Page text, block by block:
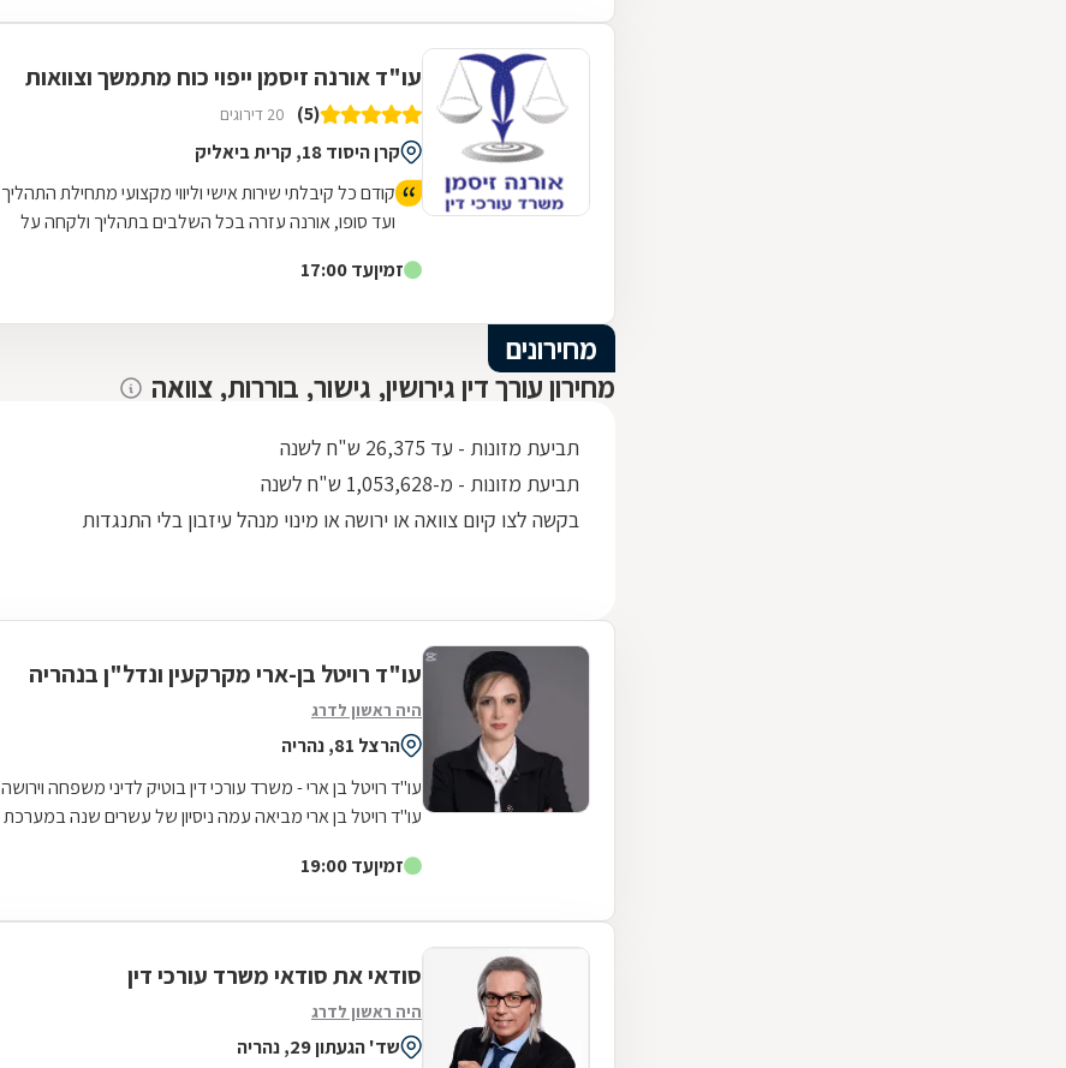
עו"ד אורנה זיסמן ייפוי כוח מתמשך וצוואות
(5) 20 דירוגים
קרן היסוד 18, קרית ביאליק
קודם כל קיבלתי שירות אישי וליווי מקצועי מתחילת התהליך
ועד סופו, אורנה עזרה בכל השלבים בתהליך ולקחה על
מהירה ויסודית.! ממליץ מאוד!
זמיןעד 17:00
מחירונים
מחירון עורך דין גירושין, גישור, בוררות, צוואה
תביעת מזונות - עד 26,375 ש"ח לשנה
תביעת מזונות - מ-1,053,628 ש"ח לשנה
בקשה לצו קיום צוואה או ירושה או מינוי מנהל עיזבון בלי התנגדות
עו"ד רויטל בן-ארי מקרקעין ונדל"ן בנהריה
היה ראשון לדרג
הרצל 81, נהריה
עו"ד רויטל בן ארי - משרד עורכי דין בוטיק לדיני משפחה וירושה
עו"ד רויטל בן ארי מביאה עמה ניסיון של עשרים שנה במערכת
זמיןעד 19:00
סודאי את סודאי משרד עורכי דין
היה ראשון לדרג
שד' הגעתון 29, נהריה